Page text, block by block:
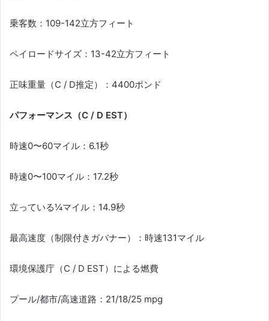
乗客数：109-142立方フィート
ペイロードサイズ：13-42立方フィート
正味重量（C / D推定）：4400ポンド
パフォーマンス（C / D EST）
時速0〜60マイル：6.1秒
時速0〜100マイル：17.2秒
立っている¼マイル：14.9秒
最高速度（制限付きガバナー）：時速131マイル
環境保護庁（C / D EST）による燃費
プール/都市/高速道路：21/18/25 mpg